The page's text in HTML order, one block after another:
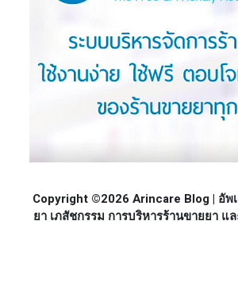
Copyright ©2026 Arincare Blog | อัพ
ยา เภสัชกรรม การบริหารร้านขายยา แ